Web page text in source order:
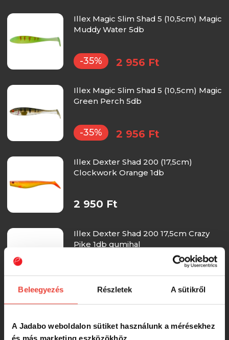
Beleegyezés Részletek A sütikről
A Jadabo weboldalon sütiket használunk a mérésekhez
és más marketing eszközökhöz.
Illex Magic Slim Shad 5 (10,5cm) Magic
Muddy Water 5db
-35% 2 956 Ft
Illex Magic Slim Shad 5 (10,5cm) Magic
Green Perch 5db
-35% 2 956 Ft
Illex Dexter Shad 200 (17,5cm)
Clockwork Orange 1db
2 950 Ft
Illex Dexter Shad 200 17,5cm Crazy
Pike 1db gumihal
2 950 Ft
Illex Dexter Eel 21cm Fire Tiger 1db